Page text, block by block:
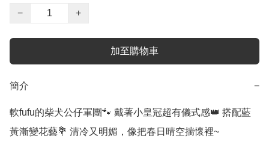
−
+
加至購物車
簡介 −
軟fufu的柴犬公仔軍團🐾 戴著小皇冠超有儀式感👑 搭配藍
黃漸變花藝💐 清冷又明媚，像把春日晴空揣懷裡~